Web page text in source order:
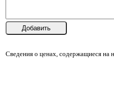
Добавить
Сведения о ценах, содержащиеся на